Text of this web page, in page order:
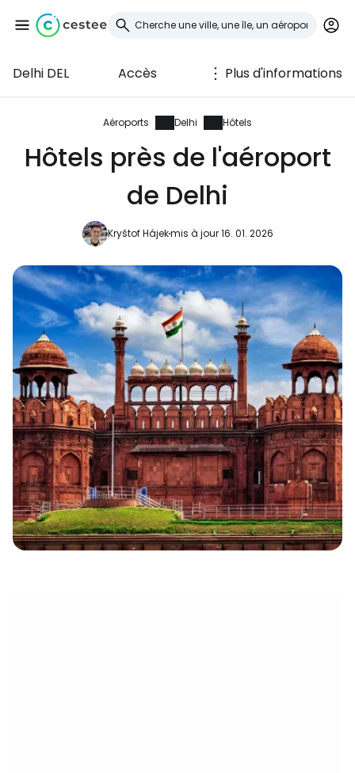
Delhi DEL Accès Plus d'informations
Aéroports Delhi Hôtels
Hôtels près de l'aéroport
de Delhi
Kryštof Hájekmis à jour 16. 01. 2026
Se connecter à
Cestee
... la communauté mondiale des voyageurs
Continuer avec Facebook
Poursuivre avec le courrier
électronique